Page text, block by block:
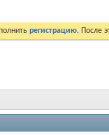
регистрацию. После